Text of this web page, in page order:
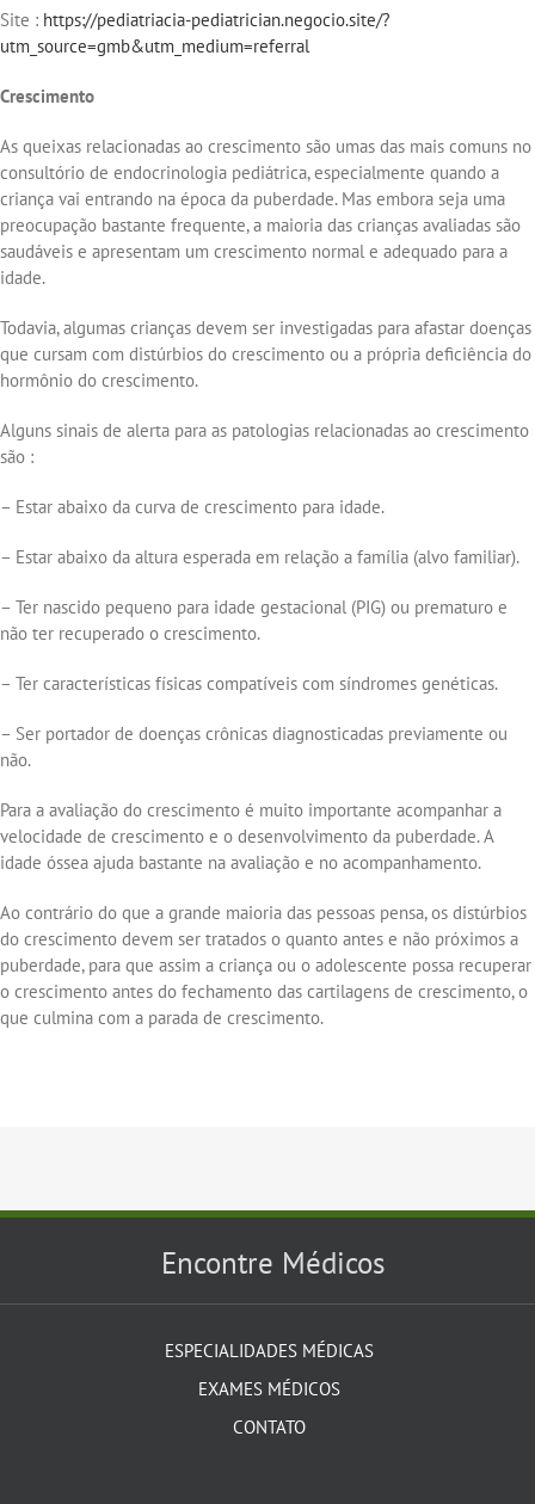
Site : https://pediatriacia-pediatrician.negocio.site/?
utm_source=gmb&utm_medium=referral
Crescimento
As queixas relacionadas ao crescimento são umas das mais comuns no
consultório de endocrinologia pediátrica, especialmente quando a
criança vai entrando na época da puberdade. Mas embora seja uma
preocupação bastante frequente, a maioria das crianças avaliadas são
saudáveis e apresentam um crescimento normal e adequado para a
idade.
Todavia, algumas crianças devem ser investigadas para afastar doenças
que cursam com distúrbios do crescimento ou a própria deficiência do
hormônio do crescimento.
Alguns sinais de alerta para as patologias relacionadas ao crescimento
são :
– Estar abaixo da curva de crescimento para idade.
– Estar abaixo da altura esperada em relação a família (alvo familiar).
– Ter nascido pequeno para idade gestacional (PIG) ou prematuro e
não ter recuperado o crescimento.
– Ter características físicas compatíveis com síndromes genéticas.
– Ser portador de doenças crônicas diagnosticadas previamente ou
não.
Para a avaliação do crescimento é muito importante acompanhar a
velocidade de crescimento e o desenvolvimento da puberdade. A
idade óssea ajuda bastante na avaliação e no acompanhamento.
Ao contrário do que a grande maioria das pessoas pensa, os distúrbios
do crescimento devem ser tratados o quanto antes e não próximos a
puberdade, para que assim a criança ou o adolescente possa recuperar
o crescimento antes do fechamento das cartilagens de crescimento, o
que culmina com a parada de crescimento.
Encontre Médicos
ESPECIALIDADES MÉDICAS
EXAMES MÉDICOS
CONTATO